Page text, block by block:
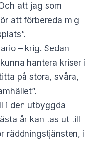
att jag som
att förbereda mig
– krig. Sedan
hantera kriser i
på stora, svåra,
i den utbyggda
år kan tas ut till
räddningstjänsten, i